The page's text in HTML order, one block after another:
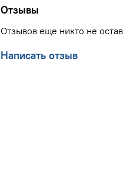
Отзывы
Отзывов еще никто не
Написать отзыв